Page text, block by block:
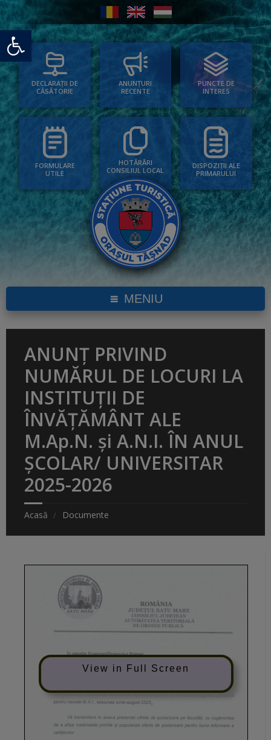
Deschide bara de unelte
DECLARAȚII DE
CĂSĂTORIE
ANUNȚURI
RECENTE
PUNCTE DE
INTERES
FORMULARE
UTILE
HOTĂRÂRI
CONSILIUL LOCAL
DISPOZIȚII ALE
PRIMARULUI
MENIU
ANUNȚ PRIVIND
NUMĂRUL DE LOCURI LA
INSTITUȚII DE
ÎNVĂȚĂMÂNT ALE
M.Ap.N. și A.N.I. ÎN ANUL
ȘCOLAR/ UNIVERSITAR
2025-2026
Acasă Documente
View in Full Screen